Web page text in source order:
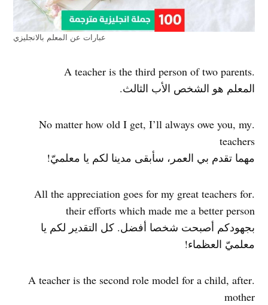
عبارات عن المعلم بالانجليزي
.A teacher is the third person of two parents
المعلم هو الشخص الأب الثالث.
.No matter how old I get, I’ll always owe you, my
teachers
مهما تقدم بي العمر، سأبقى مدينا لكم يا معلميّ!
.All the appreciation goes for my great teachers for
their efforts which made me a better person
بجهودكم أصبحت شخصا أفضل. كل التقدير لكم يا
معلميّ العظماء!
.A teacher is the second role model for a child, after
mother